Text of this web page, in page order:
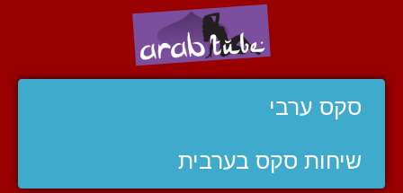
סקס ערבי
שיחות סקס בערבית